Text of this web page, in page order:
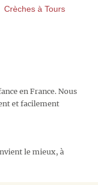
Crèches à Tours
en France. Nous
et facilement
le mieux, à